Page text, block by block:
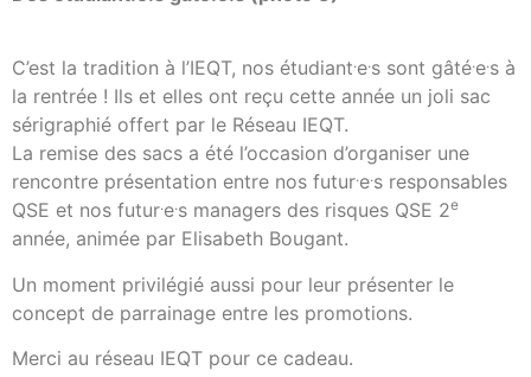
C’est la tradition à l’IEQT, nos étudiant.e.s sont gâté.e.s à
la rentrée ! Ils et elles ont reçu cette année un joli sac
sérigraphié offert par le Réseau IEQT.
La remise des sacs a été l’occasion d’organiser une
rencontre présentation entre nos futur.e.s responsables
QSE et nos futur.e.s managers des risques QSE 2e
année, animée par Elisabeth Bougant.
Un moment privilégié aussi pour leur présenter le
concept de parrainage entre les promotions.
Merci au réseau IEQT pour ce cadeau.